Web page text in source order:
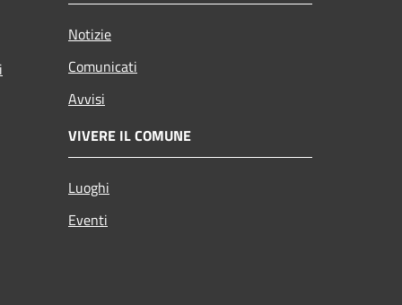
Notizie
Comunicati
Avvisi
VIVERE IL COMUNE
Luoghi
Eventi